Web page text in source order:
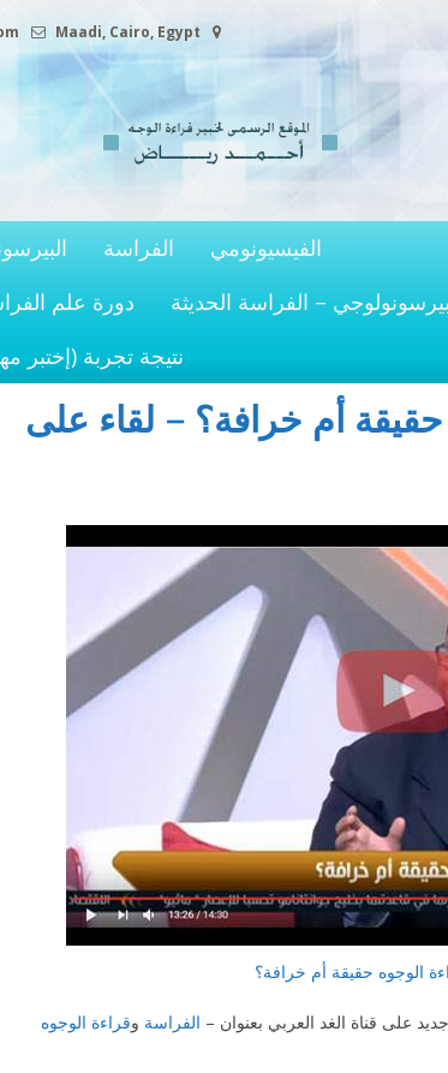
Maadi, Cairo, Egypt
الفراسة
الفيسيونومي
دورة علم
– الفراسة الحديثة
نتيجة تجربة (إختبر
حقيقة أم خرافة؟ – لقاء على
الوجوه حقيقة أم خرافة؟
على قناة الغد العربي بعنوان – الفراسة وقراءة الوجوه